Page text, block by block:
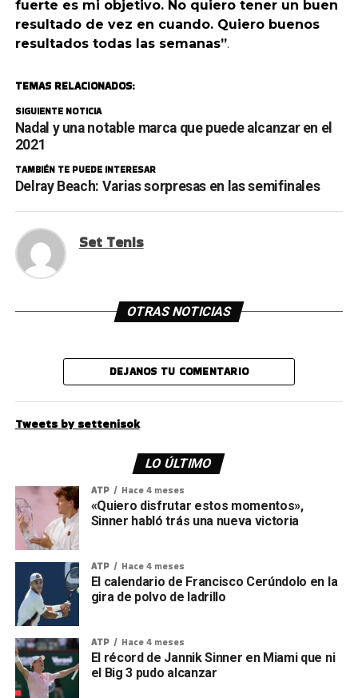
fuerte es mi objetivo. No quiero tener un buen
resultado de vez en cuando. Quiero buenos
resultados todas las semanas”.
TEMAS RELACIONADOS:
SIGUIENTE NOTICIA
Nadal y una notable marca que puede alcanzar en el
2021
TAMBIÉN TE PUEDE INTERESAR
Delray Beach: Varias sorpresas en las semifinales
Set Tenis
OTRAS NOTICIAS
DEJANOS TU COMENTARIO
Tweets by settenisok
LO ÚLTIMO
ATP Hace 4 meses
«Quiero disfrutar estos momentos»,
Sinner habló trás una nueva victoria
ATP Hace 4 meses
El calendario de Francisco Cerúndolo en la
gira de polvo de ladrillo
ATP Hace 4 meses
El récord de Jannik Sinner en Miami que ni
el Big 3 pudo alcanzar